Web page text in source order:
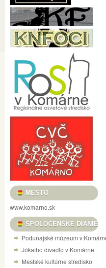
MESTO
www.komarno.sk
SPOLOČENSKÉ DIANIE
Podunajské múzeum v
Jókaiho divadlo v Komárne
Mestské kultúrne stredisko